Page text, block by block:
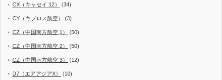
CX（キャセイ 12） (34)
CY（キプロス航空） (3)
CZ（中国南方航空 1） (50)
CZ（中国南方航空 2） (50)
CZ（中国南方航空 3） (12)
D7（エアアジアX） (10)